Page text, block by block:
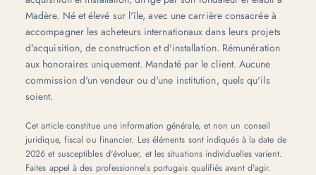
Madère. Né et élevé sur l'île, avec une carrière consacrée à
accompagner les acheteurs internationaux dans leurs projets
d'acquisition, de construction et d'installation. Rémunération
aux honoraires uniquement. Mandaté par le client. Aucune
commission d'un vendeur ou d'une institution, quels qu'ils
soient.
Cet article constitue une information générale, et non un conseil
juridique, fiscal ou financier. Les éléments sont indiqués à la date de
2026 et susceptibles d'évoluer, et les situations individuelles varient.
Faites appel à des professionnels portugais qualifiés avant d'agir.